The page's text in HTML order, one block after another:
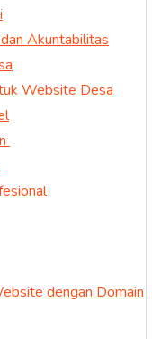
Akuntabilitas
Website Desa
dengan Domain